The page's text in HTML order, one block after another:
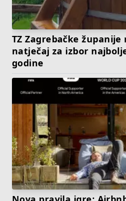
TZ Zagrebačke
natječaj za izbor
godine